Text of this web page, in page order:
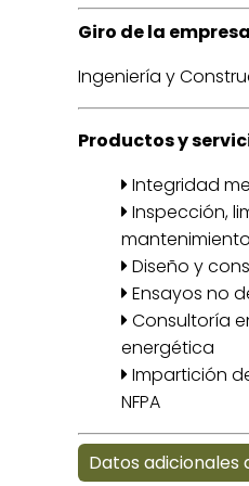
Giro de la
Ingeniería y
Productos y
Integridad
Inspección,
mantenimiento
Diseño y
Ensayos no
Consultoría
energética
Impartición
NFPA
Datos adicionales